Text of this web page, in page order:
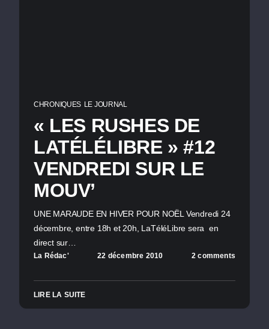
CHRONIQUES LE JOURNAL
« LES RUSHES DE
LATÉLÉLIBRE » #12
VENDREDI SUR LE
MOUV’
UNE MARAUDE EN HIVER POUR NOËL Vendredi 24
décembre, entre 18h et 20h, LaTéléLibre sera en
direct sur…
La Rédac' 22 décembre 2010 2 comments
LIRE LA SUITE